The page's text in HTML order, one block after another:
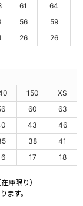
61 64
56 59
26 26
150
XS
60
63
43
46
38
41
17 18
庫限り）
ます。